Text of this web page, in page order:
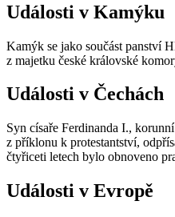
Události v Kamýku
Kamýk se jako součást panství
z majetku české královské
Události v Čechách
Syn císaře Ferdinanda I.,
z příklonu k protestantství,
čtyřiceti letech bylo obnoveno
Události v Evropě